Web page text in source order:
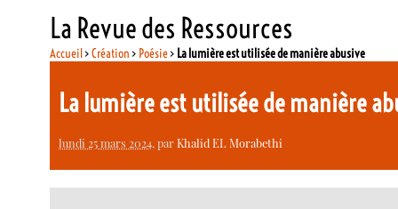
La Revue des Ressources
Accueil>Création > Poésie> La lumière est utilisée de manière abusive
La lumière est utilisée de manière
lundi 25 mars 2024, parKhalid EL Morabethi